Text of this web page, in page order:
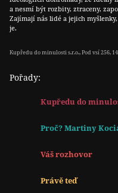
a nesmí být rozbity, ztraceny,
Zajímají nás lidé a jejich
je.
Kupředu do minulosti s.r.o., Pod vsí 256,
Pořady:
Kupředu do
Proč? Martiny
Váš rozhovor
Právě teď